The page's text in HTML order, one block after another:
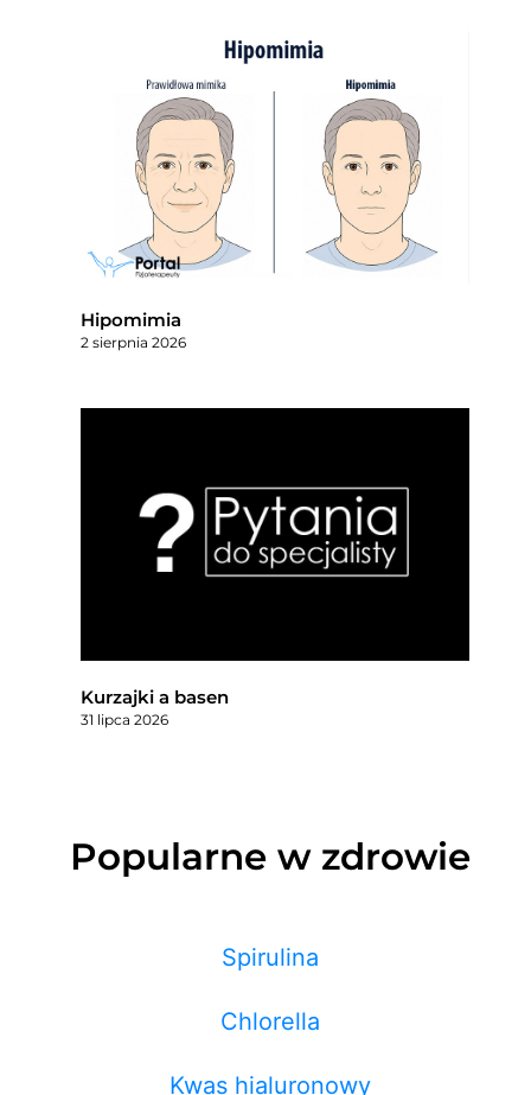
Hipomimia
2 sierpnia 2026
Kurzajki a basen
31 lipca 2026
Popularne w zdrowie
Spirulina
Chlorella
Kwas hialuronowy